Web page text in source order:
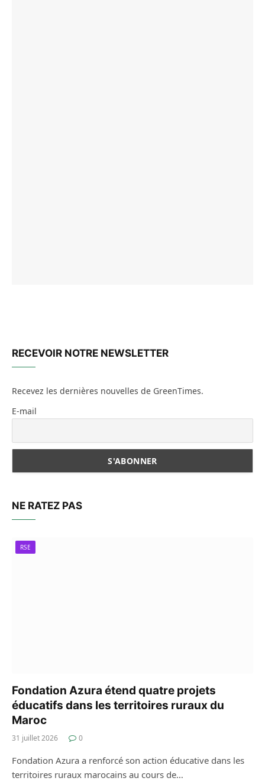
RECEVOIR NOTRE NEWSLETTER
Recevez les dernières nouvelles de GreenTimes.
E-mail
NE RATEZ PAS
RSE
Fondation Azura étend quatre projets
éducatifs dans les territoires ruraux du
Maroc
31 juillet 2026 0
Fondation Azura a renforcé son action éducative dans les
territoires ruraux marocains au cours de…